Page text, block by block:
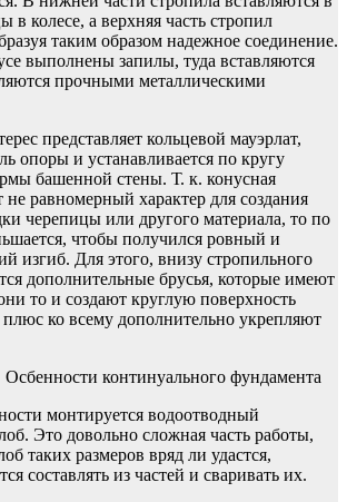
в колесе, а верхняя часть стропил
таким образом надежное соединение.
выполнены запилы, туда вставляются
прочными металлическими
представляет кольцевой мауэрлат,
опоры и устанавливается по кругу
башенной стены. Т. к. конусная
не равномерный характер для создания
черепицы или другого материала, то по
чтобы получился ровный и
изгиб. Для этого, внизу стропильного
дополнительные брусья, которые имеют
то и создают круглую поверхность
ко всему дополнительно укрепляют
Осбенности континуального фундамента
монтируется водоотводный
Это довольно сложная часть работы,
таких размеров вряд ли удастся,
составлять из частей и сваривать их.